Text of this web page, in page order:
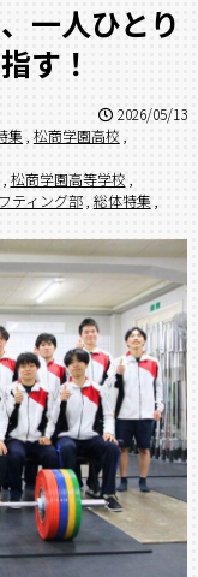
一人ひとり
す！
2026/05/13
集 松商学園高校 ,
松商学園高等学校
ティング部 総体特集